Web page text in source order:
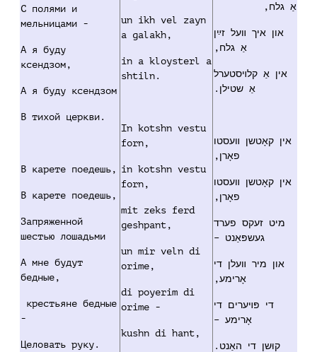
C полями и
мельницами -
А я буду
ксендзом,
А я буду ксендзом
В тихой церкви.
В карете поедешь,
В карете поедешь,
Запряженной
шестью лошадьми
А мне будут
бедные,
крестьяне бедные
-
Целовать руку.
un ikh vel zayn
a galakh,
in a kloysterl a
shtiln.
In kotshn vestu
forn,
in kotshn vestu
forn,
mit zeks ferd
geshpant,
un mir veln di
orime,
di poyerim di
orime -
kushn di hant,
אַ גלח,
און איך װעל זײַן
אַ גלח,
אין אַ קלױסטערל
אַ שטילן.
אין קאָטשן װעסטו
פאָרן,
אין קאָטשן װעסטו
פאָרן,
מיט זעקס פערד
געשפּאַנט –
און מיר װעלן די
אָרימע,
די פּױערים די
אָרימע –
קוּשן די האַנט.